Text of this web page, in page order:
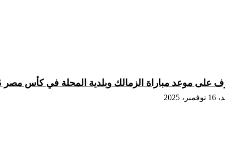
على موعد مباراة الزمالك وبلدية المحلة في كأس مصر 2025/2026
2025